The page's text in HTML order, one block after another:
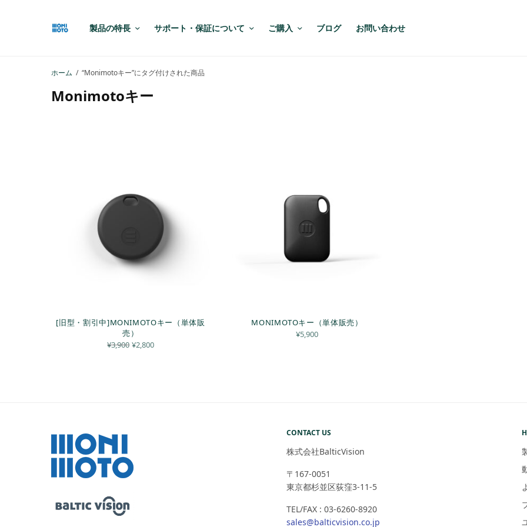
製品の特長 サポート・保証について ご購入 ブログ お問い合わせ
ホーム / “Monimotoキー”にタグ付けされた商品
Monimotoキー
[旧型・割引中]MONIMOTOキー（単体販
売）
¥3,900 元の価
格は
¥2,800現在の
MONIMOTOキー（単体販売）
¥5,900
CONTACT US
株式会社BalticVision
〒167-0051
東京都杉並区荻窪3-11-5
TEL/FAX : 03-6260-8920
sales@balticvision.co.jp